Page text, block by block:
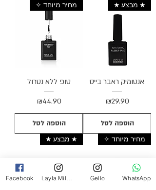
★ מבצע ★
אנטומיק ראבר בייס
מחיר
₪29.90
הוספה לסל
מחיר מיוחד ✧
טופ ללא נטרול
מחיר
₪44.90
הוספה לסל
מחיר מיוחד ✧ ★ מבצע ★
Facebook Gello WhatsApp